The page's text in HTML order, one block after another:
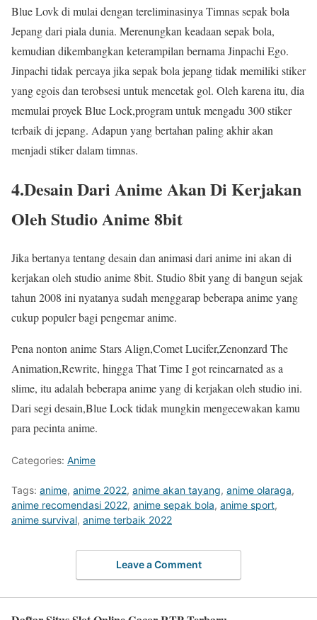
Blue Lovk di mulai dengan tereliminasinya Timnas sepak bola
Jepang dari piala dunia. Merenungkan keadaan sepak bola,
kemudian dikembangkan keterampilan bernama Jinpachi Ego.
Jinpachi tidak percaya jika sepak bola jepang tidak memiliki stiker
yang egois dan terobsesi untuk mencetak gol. Oleh karena itu, dia
memulai proyek Blue Lock,program untuk mengadu 300 stiker
terbaik di jepang. Adapun yang bertahan paling akhir akan
menjadi stiker dalam timnas.
4.Desain Dari Anime Akan Di Kerjakan
Oleh Studio Anime 8bit
Jika bertanya tentang desain dan animasi dari anime ini akan di
kerjakan oleh studio anime 8bit. Studio 8bit yang di bangun sejak
tahun 2008 ini nyatanya sudah menggarap beberapa anime yang
cukup populer bagi pengemar anime.
Pena nonton anime Stars Align,Comet Lucifer,Zenonzard The
Animation,Rewrite, hingga That Time I got reincarnated as a
slime, itu adalah beberapa anime yang di kerjakan oleh studio ini.
Dari segi desain,Blue Lock tidak mungkin mengecewakan kamu
para pecinta anime.
Categories: Anime
Tags: anime, anime 2022, anime akan tayang, anime olaraga,
anime recomendasi 2022, anime sepak bola, anime sport,
anime survival, anime terbaik 2022
Leave a Comment